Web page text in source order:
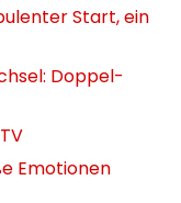
Start, ein
Doppel-
Emotionen